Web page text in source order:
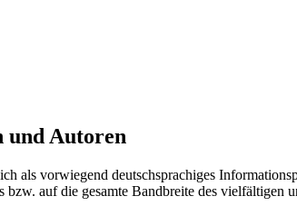
Autoren
als vorwiegend deutschsprachiges
auf die gesamte Bandbreite des vielfältigen